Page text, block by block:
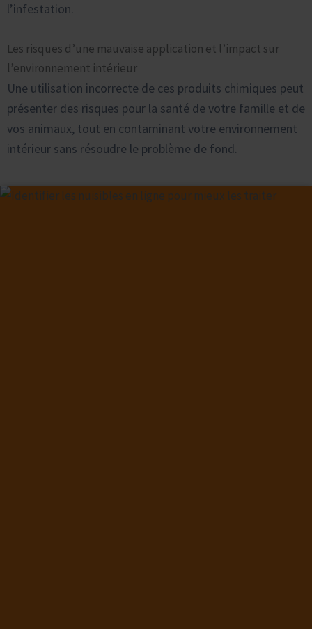
l’infestation.
Les risques d’une mauvaise application et l’impact sur
l’environnement intérieur
Une utilisation incorrecte de ces produits chimiques peut
présenter des risques pour la santé de votre famille et de
vos animaux, tout en contaminant votre environnement
intérieur sans résoudre le problème de fond.